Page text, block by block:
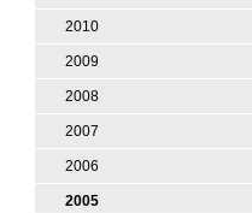
2010
2009
2008
2007
2006
2005